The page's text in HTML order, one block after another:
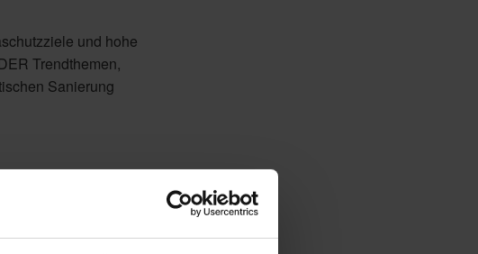
und hohe
Trendthemen,
Sanierung
Namen